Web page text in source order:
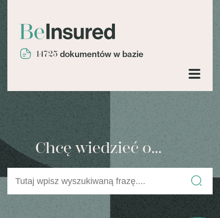
14725 dokumentów w bazie
Chcę wiedzieć o...